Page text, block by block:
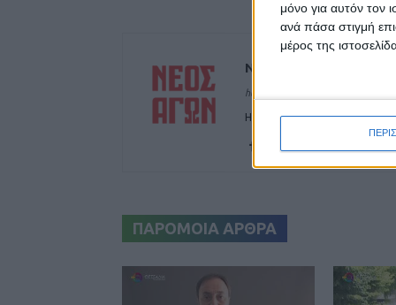
μόνο για αυτόν τον
ανά πάσα στιγμή
μέρος της
ΝΕΟΣ ΑΓΩΝ
https://neosagon.gr
Η Αρχαιότερη Καθημερινή
ΠΑΡΟΜΟΙΑ ΑΡΘΡΑ